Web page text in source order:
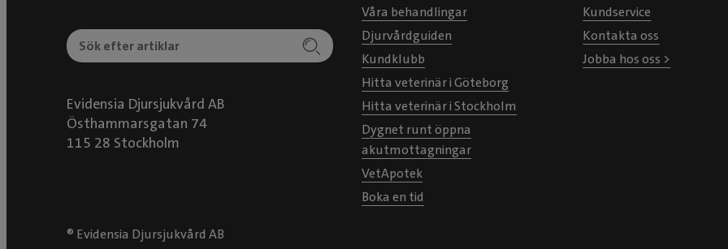
Evidensia Djursjukvård AB
Östhammarsgatan 74
115 28 Stockholm
Våra behandlingar
Djurvårdguiden
Kundklubb
Hitta veterinär i Göteborg
Hitta veterinär i Stockholm
Dygnet runt öppna
akutmottagningar
VetApotek
Boka en tid
Kundservice
Kontakta oss
Jobba hos oss >
® Evidensia Djursjukvård AB